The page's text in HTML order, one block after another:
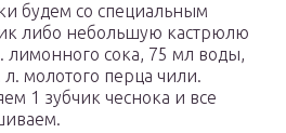
будем со специальным
либо небольшую кастрюлю
лимонного сока, 75 мл воды,
л. молотого перца чили.
1 зубчик чеснока и все